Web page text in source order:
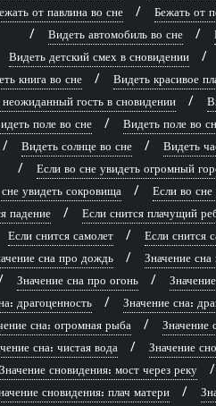
от павлина во сне
Бежать от
Видеть автомобиль во сне
Видеть детский смех в сновидении
книга во сне
Видеть красивое
гость в сновидении
поле во сне
Видеть поле во
Видеть солнце во сне
Видеть
Если во сне увидеть огромный
увидеть сокровища
Если во
падение
Если снится плачущий
Если снится самолет
Если снится
сна про дождь
Значение сна
Значение сна про огонь
драгоценность
Значение сна:
сна: огромная рыба
Значение
сна: чистая вода
Значение
Значение сновидения: мост через реку
сновидения: плач матери